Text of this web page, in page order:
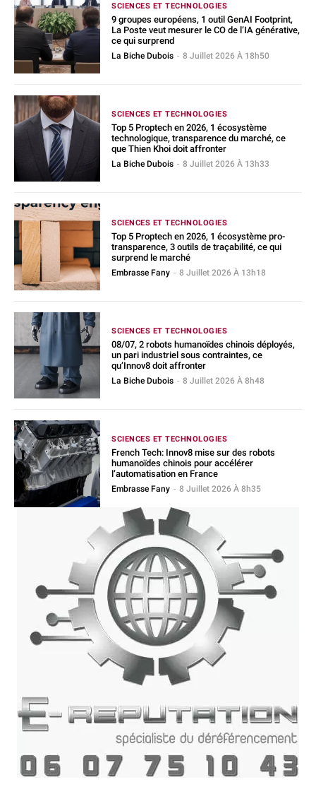
SCIENCES ET TECHNOLOGIES
9 groupes européens, 1 outil GenAI Footprint,
La Poste veut mesurer le CO de l’IA générative,
ce qui surprend
La Biche Dubois - 8 Juillet 2026 À 18h50
SCIENCES ET TECHNOLOGIES
Top 5 Proptech en 2026, 1 écosystème
technologique, transparence du marché, ce
que Thien Khoi doit affronter
La Biche Dubois - 8 Juillet 2026 À 13h33
SCIENCES ET TECHNOLOGIES
Top 5 Proptech en 2026, 1 écosystème pro-
transparence, 3 outils de traçabilité, ce qui
surprend le marché
Embrasse Fany - 8 Juillet 2026 À 13h18
SCIENCES ET TECHNOLOGIES
08/07, 2 robots humanoïdes chinois déployés,
un pari industriel sous contraintes, ce
qu’Innov8 doit affronter
La Biche Dubois - 8 Juillet 2026 À 8h48
SCIENCES ET TECHNOLOGIES
French Tech: Innov8 mise sur des robots
humanoïdes chinois pour accélérer
l’automatisation en France
Embrasse Fany - 8 Juillet 2026 À 8h35